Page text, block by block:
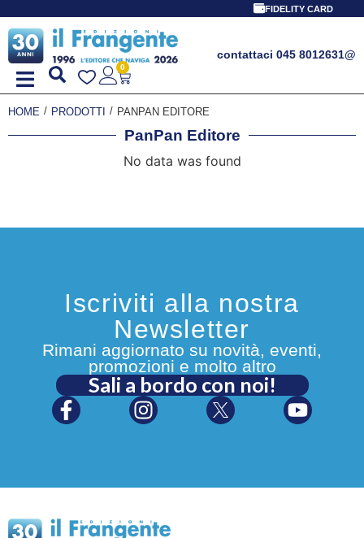
FIDELITY CARD
contattaci 045 8012631@
0
HOME / PRODOTTI / PANPAN EDITORE
PanPan Editore
No data was found
Iscriviti alla nostra
Newsletter
Rimani aggiornato su novità, eventi,
promozioni e molto altro
Sali a bordo con noi!